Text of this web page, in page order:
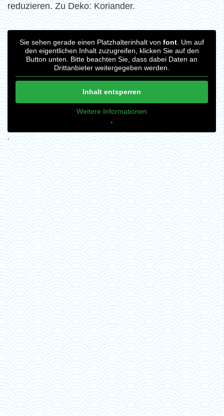
reduzieren. Zu Deko: Koriander.
Sie sehen gerade einen Platzhalterinhalt von font . Um auf
den eigentlichen Inhalt zuzugreifen, klicken Sie auf den
Button unten. Bitte beachten Sie, dass dabei Daten an
Drittanbieter weitergegeben werden.
Inhalt entsperren
Weitere Informationen